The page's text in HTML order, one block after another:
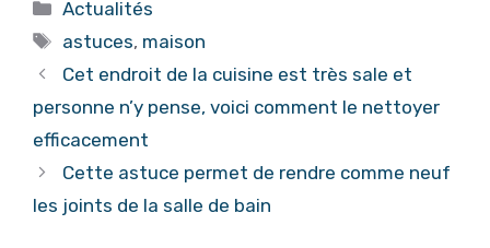
Actualités
Étiquettes
astuces, maison
Cet endroit de la cuisine est très sale et
personne n’y pense, voici comment le nettoyer
efficacement
Cette astuce permet de rendre comme neuf
les joints de la salle de bain